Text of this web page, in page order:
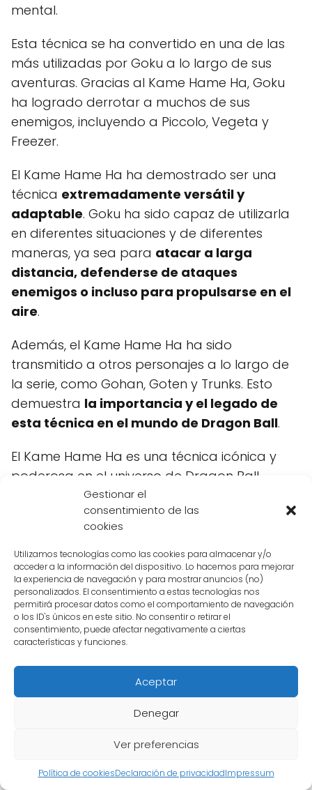
Gestionar el
consentimiento de las
cookies
Utilizamos tecnologías como las cookies para almacenar y/o
acceder a la información del dispositivo. Lo hacemos para mejorar
la experiencia de navegación y para mostrar anuncios (no)
personalizados. El consentimiento a estas tecnologías nos
permitirá procesar datos como el comportamiento de navegación
o los ID's únicos en este sitio. No consentir o retirar el
consentimiento, puede afectar negativamente a ciertas
características y funciones.
Aceptar
Denegar
Ver preferencias
Política de cookiesDeclaración de privacidadImpressum
mental.
Esta técnica se ha convertido en una de las
más utilizadas por Goku a lo largo de sus
aventuras. Gracias al Kame Hame Ha, Goku
ha logrado derrotar a muchos de sus
enemigos, incluyendo a Piccolo, Vegeta y
Freezer.
El Kame Hame Ha ha demostrado ser una
técnica extremadamente versátil y
adaptable. Goku ha sido capaz de utilizarla
en diferentes situaciones y de diferentes
maneras, ya sea para atacar a larga
distancia, defenderse de ataques
enemigos o incluso para propulsarse en el
aire.
Además, el Kame Hame Ha ha sido
transmitido a otros personajes a lo largo de
la serie, como Gohan, Goten y Trunks. Esto
demuestra la importancia y el legado de
esta técnica en el mundo de Dragon Ball.
El Kame Hame Ha es una técnica icónica y
poderosa en el universo de Dragon Ball.
Gracias al maestro Roshi, Goku pudo
aprender y dominar esta técnica, la cual ha
sido vital en sus batallas y ha dejado un
legado duradero en la serie.